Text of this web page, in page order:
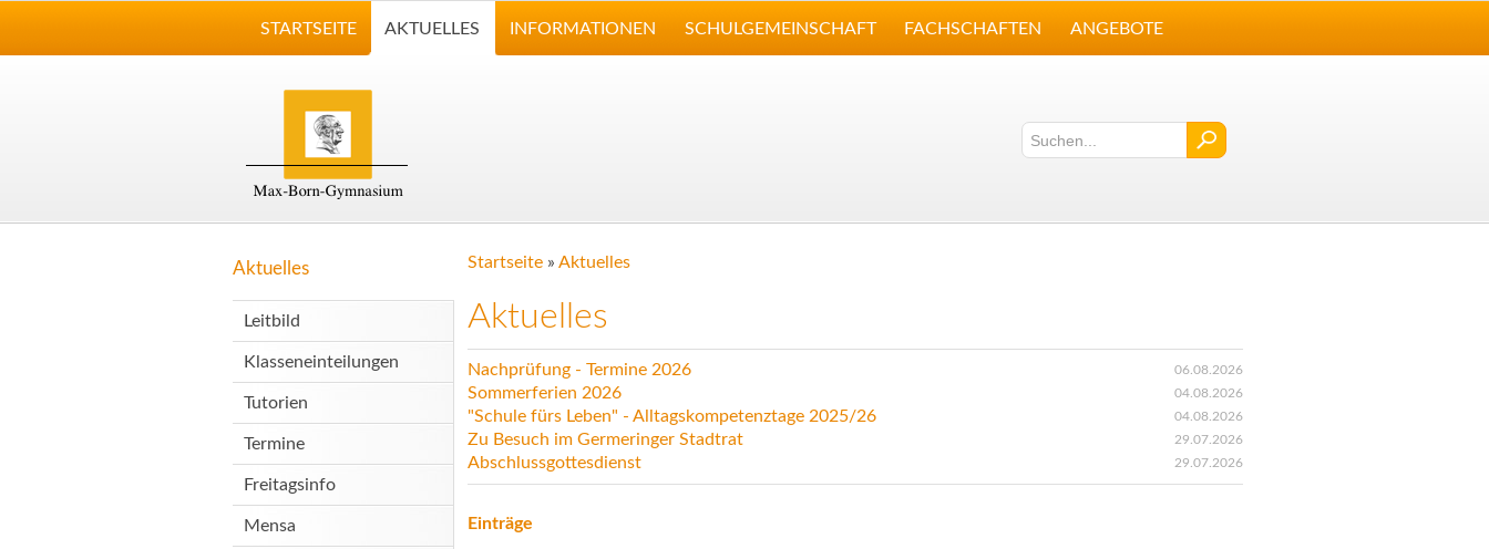
STARTSEITE AKTUELLES INFORMATIONEN SCHULGEMEINSCHAFT FACHSCHAFTEN ANGEBOTE
Aktuelles
Leitbild
Klasseneinteilungen
Tutorien
Termine
Freitagsinfo
Mensa
Startseite » Aktuelles
Aktuelles
Nachprüfung - Termine 2026 06.08.2026
Sommerferien 2026 04.08.2026
"Schule fürs Leben" - Alltagskompetenztage 2025/26 04.08.2026
Zu Besuch im Germeringer Stadtrat 29.07.2026
Abschlussgottesdienst 29.07.2026
Einträge